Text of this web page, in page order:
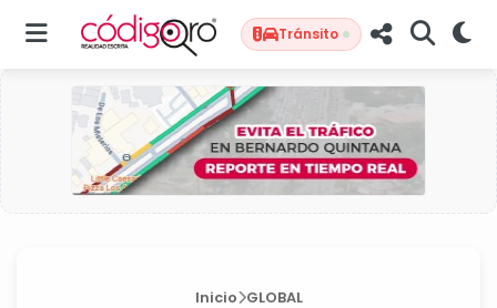
Tránsito
Inicio GLOBAL